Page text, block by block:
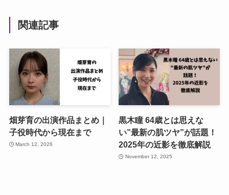
関連記事
畑芽育の出演作品まとめ｜
子役時代から現在まで
March 12, 2026
黒木瞳 64歳とは思えな
い”最新の肌ツヤ”が話題！
2025年の近影を徹底解説
November 12, 2025